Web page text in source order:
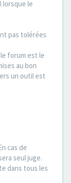
le
pas tolérées
forum est le
au bon
un outil est
cas de
seul juge.
dans tous les